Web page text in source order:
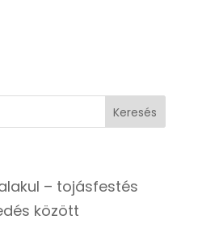
– tojásfestés
között